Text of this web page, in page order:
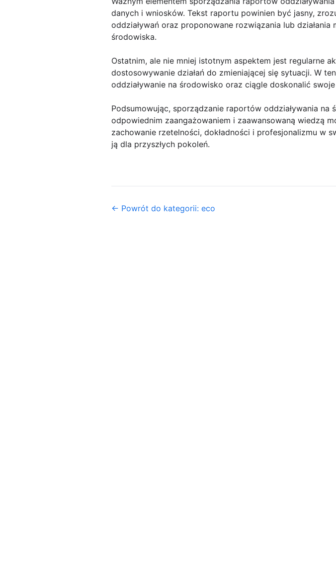
danych i wniosków. Tekst raportu powinien być jasny,
oddziaływań oraz proponowane rozwiązania lub
środowiska.
Ostatnim, ale nie mniej istotnym aspektem jest regularne
dostosowywanie działań do zmieniającej się sytuacji. W
oddziaływanie na środowisko oraz ciągle doskonalić
Podsumowując, sporządzanie raportów oddziaływania
odpowiednim zaangażowaniem i zaawansowaną wiedzą
zachowanie rzetelności, dokładności i profesjonalizmu w
ją dla przyszłych pokoleń.
← Powrót do kategorii: eco